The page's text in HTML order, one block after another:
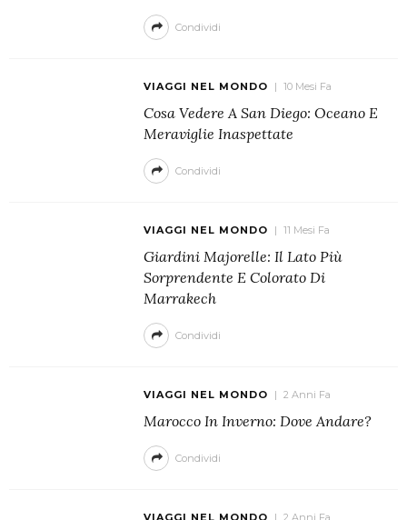
Condividi
VIAGGI NEL MONDO 10 Mesi Fa
Cosa Vedere A San Diego: Oceano E
Meraviglie Inaspettate
Condividi
VIAGGI NEL MONDO 11 Mesi Fa
Giardini Majorelle: Il Lato Più
Sorprendente E Colorato Di
Marrakech
Condividi
VIAGGI NEL MONDO 2 Anni Fa
Marocco In Inverno: Dove Andare?
Condividi
VIAGGI NEL MONDO 2 Anni Fa